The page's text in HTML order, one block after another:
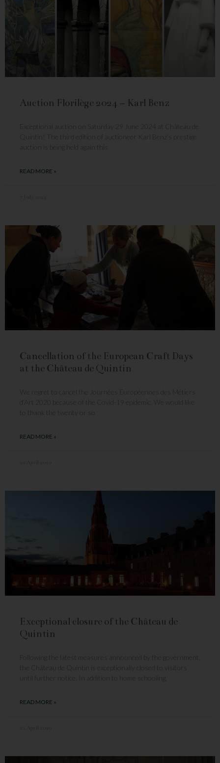
Auction Florilège 2024 – Karl Benz
Exceptional auction on Saturday 29 June 2024 at Château de
Quintin! The third edition of auctioneer Karl Benz’s prestige
auction is being held again this
READ MORE »
Cancellation of the European Craft Days
at the Château de Quintin
We regret to cancel the Journées Européennes des Métiers
d’Art 2020 because of the Covid-19 epidemic. We would like
to thank the twenty or so
READ MORE »
Exceptional closure of the Château de
Quintin
Following the latest measures announced by the government,
the Château de Quintin is exceptionally closed to visitors
until further notice. In addition to home schooling,
READ MORE »